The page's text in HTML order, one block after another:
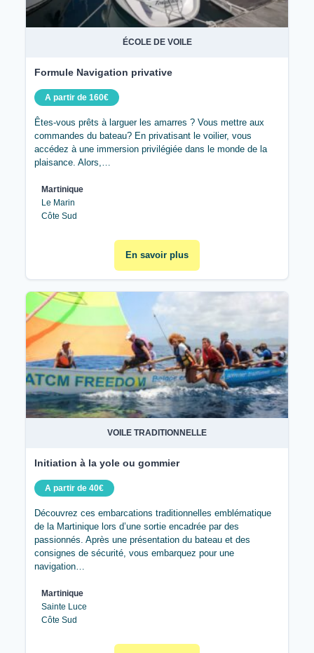
ÉCOLE DE VOILE
Formule Navigation privative
A partir de 160€
Êtes-vous prêts à larguer les amarres ? Vous mettre aux
commandes du bateau? En privatisant le voilier, vous
accédez à une immersion privilégiée dans le monde de la
plaisance. Alors,…
Martinique
Le Marin
Côte Sud
En savoir plus
VOILE TRADITIONNELLE
Initiation à la yole ou gommier
A partir de 40€
Découvrez ces embarcations traditionnelles emblématique
de la Martinique lors d’une sortie encadrée par des
passionnés. Après une présentation du bateau et des
consignes de sécurité, vous embarquez pour une
navigation…
Martinique
Sainte Luce
Côte Sud